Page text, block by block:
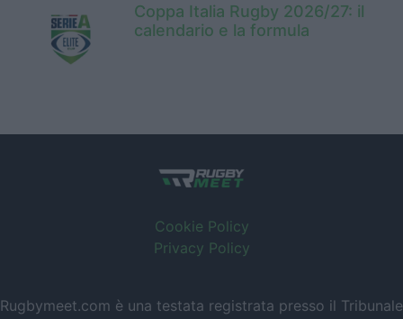
Coppa Italia Rugby 2026/27: il
calendario e la formula
Cookie Policy
Privacy Policy
Rugbymeet.com è una testata registrata presso il Tribunale